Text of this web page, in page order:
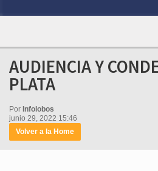
AUDIENCIA Y
PLATA
Por Infolobos
junio 29, 2022 15:46
Volver a la Home